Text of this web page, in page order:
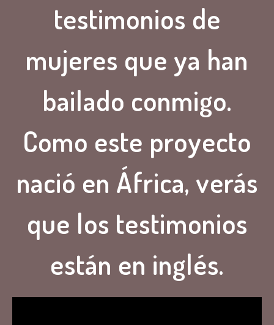
testimonios de
mujeres que ya han
bailado conmigo.
Como este proyecto
nació en África, verás
que los testimonios
están en inglés.